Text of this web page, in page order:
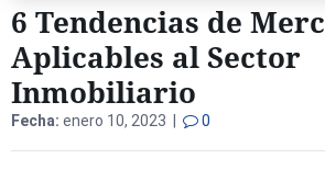
6 Tendencias de
Aplicables al Sector
Inmobiliario
Fecha: enero 10, 2023 | 0